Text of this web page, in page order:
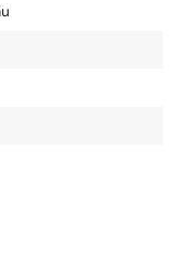
cự với chi phí
khoảng 2 lần.
phản cũng